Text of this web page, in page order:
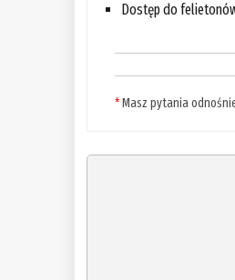
Dostęp do
*Masz pytania